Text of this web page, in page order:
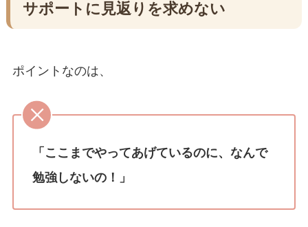
サポートに見返りを求めない
ポイントなのは、
「ここまでやってあげているのに、なんで
勉強しないの！」